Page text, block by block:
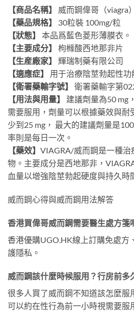
【商品名稱】
威而鋼偉哥（viagra
【藥品規格】
30粒裝 100mg/粒
【狀態】
本品爲藍色菱形薄膜衣。
【主要成分】
枸橼酸西地那非片
【生産廠家】
輝瑞制藥有限公司
【適應症】
用于治療陰莖勃起性功
【衛署藥輸字號】
衛署藥輸字第
【用法與用量】
建議劑量為50 mg
需要服用，劑量可以根據藥效與耐
少到25 mg， 最大的建議劑量是
率則是每日一次。
【藥效】 VIAGRA/威而鋼是一種
物。主要成分是西地那非，
血量以增強陰莖勃起硬度與持久時
威而鋼心得與威而鋼用法解答
香港買偉哥威而鋼需要醫生處方箋
香港優購UGO.HK線上訂購免處方
護隱私。
威而鋼該什麼時候服用？行房前多
很多人買了威而鋼不知道該怎麼服
可以約在性行為前一小時視需要服